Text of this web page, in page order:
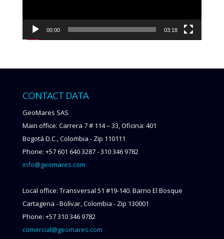
00:00 03:18
CONTACT DATA
GeoMares SAS
Main office: Carrera 7 # 114 – 33, Oficina: 401
Bogotá D.C., Colombia - Zip 110111
Phone: +57 601 640 3287 - 310 346 9782
info@geomares.com
Local office: Transversal 51 #19-140. Barrio El Bosque
Cartagena - Bolívar, Colombia - Zip 130001
Phone: +57 310 346 9782
comercial@geomares.com